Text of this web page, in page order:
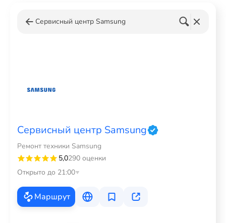
Сервисный центр Samsung
Сервисный центр Samsung
Ремонт техники Samsung
5,0290 оценки
Открыто до 21:00
Маршрут